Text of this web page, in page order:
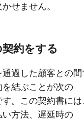
せません。
約を​する
過した​顧客との​間
結ぶ​ことが次の​
す。​この​契約書に
方​法、​遅延時の​